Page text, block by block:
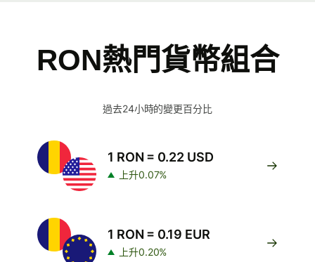
RON熱門貨幣組合
過去24小時的變更百分比
1 RON = 0.22 USD
上升0.07%
1 RON = 0.19 EUR
上升0.20%